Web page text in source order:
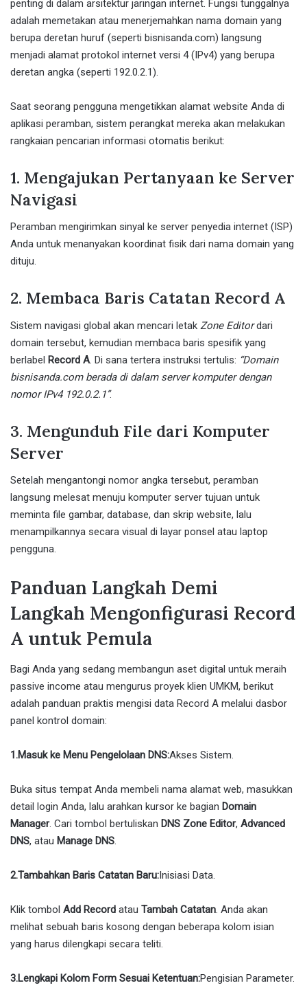
penting di dalam arsitektur jaringan internet. Fungsi tunggalnya
adalah memetakan atau menerjemahkan nama domain yang
berupa deretan huruf (seperti bisnisanda.com) langsung
menjadi alamat protokol internet versi 4 (IPv4) yang berupa
deretan angka (seperti 192.0.2.1).
Saat seorang pengguna mengetikkan alamat website Anda di
aplikasi peramban, sistem perangkat mereka akan melakukan
rangkaian pencarian informasi otomatis berikut:
1. Mengajukan Pertanyaan ke Server
Navigasi
Peramban mengirimkan sinyal ke server penyedia internet (ISP)
Anda untuk menanyakan koordinat fisik dari nama domain yang
dituju.
2. Membaca Baris Catatan Record A
Sistem navigasi global akan mencari letak Zone Editordari
domain tersebut, kemudian membaca baris spesifik yang
berlabel Record A. Di sana tertera instruksi tertulis: “Domain
bisnisanda.com berada di dalam server komputer dengan
nomor IPv4 192.0.2.1”.
3. Mengunduh File dari Komputer
Server
Setelah mengantongi nomor angka tersebut, peramban
langsung melesat menuju komputer server tujuan untuk
meminta file gambar, database, dan skrip website, lalu
menampilkannya secara visual di layar ponsel atau laptop
pengguna.
Panduan Langkah Demi
Langkah Mengonfigurasi Record
A untuk Pemula
Bagi Anda yang sedang membangun aset digital untuk meraih
passive income atau mengurus proyek klien UMKM, berikut
adalah panduan praktis mengisi data Record A melalui dasbor
panel kontrol domain:
1.Masuk ke Menu Pengelolaan DNS:Akses Sistem.
Buka situs tempat Anda membeli nama alamat web, masukkan
detail login Anda, lalu arahkan kursor ke bagian Domain
Manager. Cari tombol bertuliskan DNS Zone Editor, Advanced
DNS, atau Manage DNS.
2.Tambahkan Baris Catatan Baru:Inisiasi Data.
Klik tombol Add Record atau Tambah Catatan. Anda akan
melihat sebuah baris kosong dengan beberapa kolom isian
yang harus dilengkapi secara teliti.
3.Lengkapi Kolom Form Sesuai Ketentuan:Pengisian Parameter.